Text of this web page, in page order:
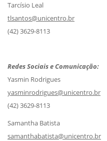
Tarcísio Leal
tlsantos@unicentro.br
(42) 3629-8113
Redes Sociais e Comunicação:
Yasmin Rodrigues
yasminrodrigues@unicentro.br
(42) 3629-8113
Samantha Batista
samanthabatista@unicentro.br